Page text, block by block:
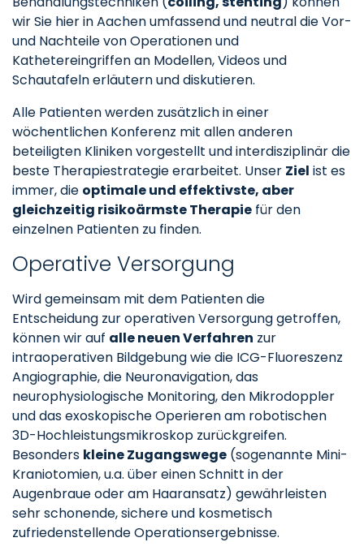
wir Sie hier in Aachen umfassend und neutral die Vor-
und Nachteile von Operationen und
Kathetereingriffen an Modellen, Videos und
Schautafeln erläutern und diskutieren.
Alle Patienten werden zusätzlich in einer
wöchentlichen Konferenz mit allen anderen
beteiligten Kliniken vorgestellt und interdisziplinär die
beste Therapiestrategie erarbeitet. Unser Ziel ist es
immer, die optimale und effektivste, aber
gleichzeitig risikoärmste Therapie für den
einzelnen Patienten zu finden.
Operative Versorgung
Wird gemeinsam mit dem Patienten die
Entscheidung zur operativen Versorgung getroffen,
können wir auf alle neuen Verfahren zur
intraoperativen Bildgebung wie die ICG-Fluoreszenz
Angiographie, die Neuronavigation, das
neurophysiologische Monitoring, den Mikrodoppler
und das exoskopische Operieren am robotischen
3D-Hochleistungsmikroskop zurückgreifen.
Besonders kleine Zugangswege (sogenannte Mini-
Kraniotomien, u.a. über einen Schnitt in der
Augenbraue oder am Haaransatz) gewährleisten
sehr schonende, sichere und kosmetisch
zufriedenstellende Operationsergebnisse.